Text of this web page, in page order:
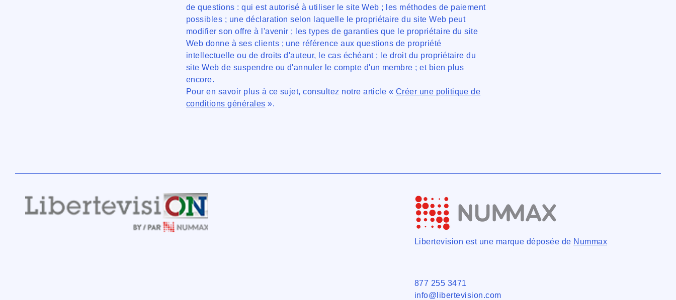
de questions : qui est autorisé à utiliser le site Web ; les méthodes de paiement
possibles ; une déclaration selon laquelle le propriétaire du site Web peut
modifier son offre à l'avenir ; les types de garanties que le propriétaire du site
Web donne à ses clients ; une référence aux questions de propriété
intellectuelle ou de droits d'auteur, le cas échéant ; le droit du propriétaire du
site Web de suspendre ou d'annuler le compte d'un membre ; et bien plus
encore.
Pour en savoir plus à ce sujet, consultez notre article « Créer une politique de
conditions générales ».
Libertevision est une marque déposée de Nummax
877 255 3471
info@libertevision.com